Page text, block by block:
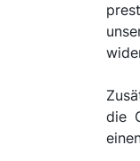
die